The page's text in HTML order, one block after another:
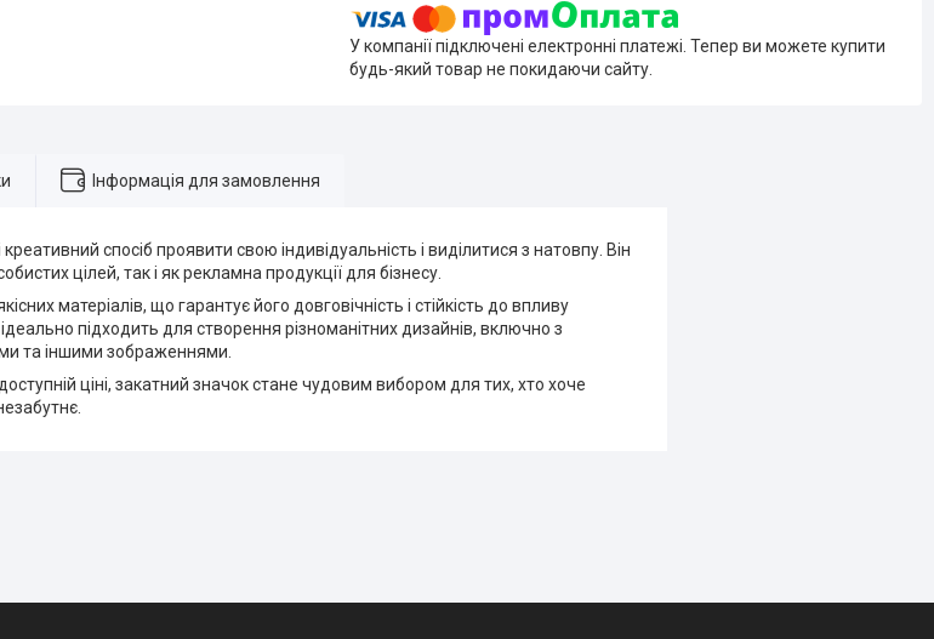
У компанії підключені електронні платежі. Тепер ви можете купити
будь-який товар не покидаючи сайту.
Інформація для замовлення
спосіб проявити свою індивідуальність і виділитися з натовпу. Він
цілей, так і як рекламна продукції для бізнесу.
матеріалів, що гарантує його довговічність і стійкість до впливу
підходить для створення різноманітних дизайнів, включно з
та іншими зображеннями.
ціні, закатний значок стане чудовим вибором для тих, хто хоче